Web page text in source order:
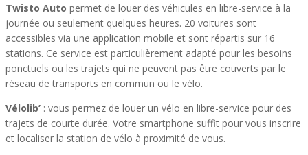
Twisto Auto permet de louer des véhicules en libre-service à la
journée ou seulement quelques heures. 20 voitures sont
accessibles via une application mobile et sont répartis sur 16
stations. Ce service est particulièrement adapté pour les besoins
ponctuels ou les trajets qui ne peuvent pas être couverts par le
réseau de transports en commun ou le vélo.
Vélolib’ : vous permez de louer un vélo en libre-service pour des
trajets de courte durée. Votre smartphone suffit pour vous inscrire
et localiser la station de vélo à proximité de vous.